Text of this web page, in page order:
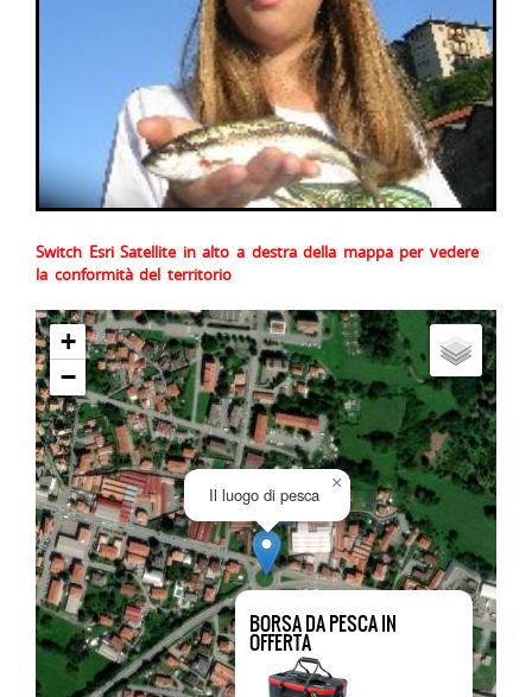
Switch Esri Satellite in alto a destra della mappa per vedere
la conformità del territorio
BORSA DA PESCA IN
OFFERTA
Il luogo di pesca
×
+
−